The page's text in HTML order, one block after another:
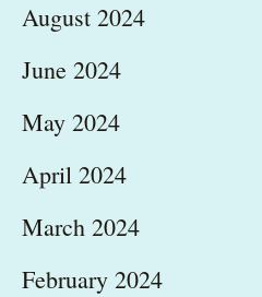
August 2024
June 2024
May 2024
April 2024
March 2024
February 2024